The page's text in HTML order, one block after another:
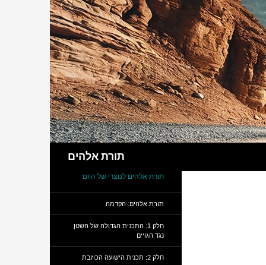
תורת אלהים
תורת אלהים לנוצרי של היום
תורת אלהים: הקדמה
חלק 1: התכנית הגדולה של השטן
נגד הגויים
חלק 2: תכנית הישועה הכוזבת